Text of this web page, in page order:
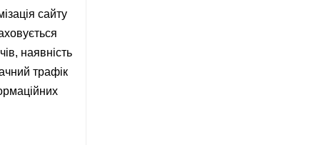
сайту
наявність
трафік